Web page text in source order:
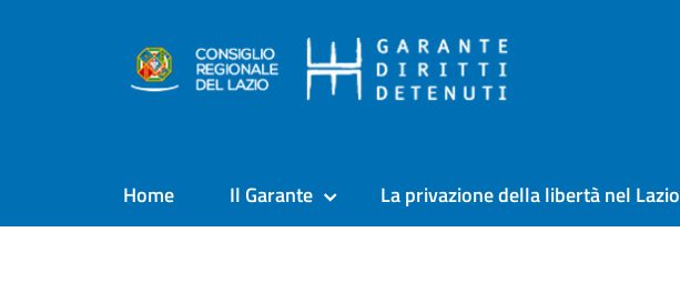
Home Il Garante La privazione della libertà nel Lazio